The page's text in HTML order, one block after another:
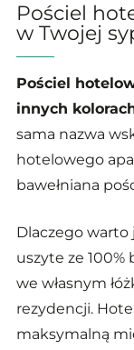
Pościel
w Twojej
Pościel
innych
sama nazwa
hotelowego
bawełniana
Dlaczego warto
uszyte ze 100%
we własnym
rezydencji.
maksymalną